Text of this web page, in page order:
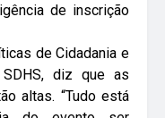
de inscrição
de Cidadania e
SDHS, diz que as
altas. “Tudo está